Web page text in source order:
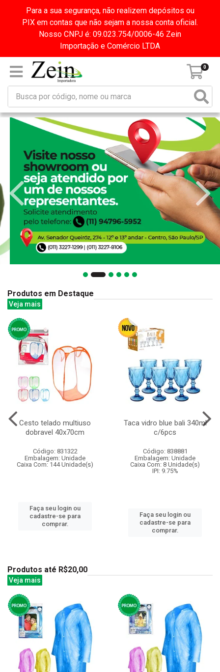
Para a sua segurança, não realizem depósitos ou
PIX em contas que não sejam a nossa conta oficial.
Nosso CNPJ é: 09.023.754/0006-46 Zein
Importação e Comércio LTDA
0
Produtos em Destaque
Veja mais
Cesto telado multiuso
dobravel 40x70cm
Código: 831322
Embalagem: Unidade
Caixa Com: 144 Unidade(s)
Faça seu login ou
cadastre-se para
comprar.
Taca vidro blue bali 340ml
c/6pcs
Código: 838881
Embalagem: Unidade
Caixa Com: 8 Unidade(s)
IPI: 9.75%
Faça seu login ou
cadastre-se para
comprar.
Produtos até R$20,00
Veja mais